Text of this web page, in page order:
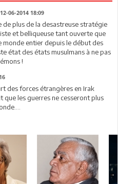
06-2014 18:09
de plus de la desastreuse stratégie
et belliqueuse tant ouverte que
monde entier depuis le début des
état des états musulmans à ne pas
!
des forces étrangères en Irak
que les guerres ne cesseront plus